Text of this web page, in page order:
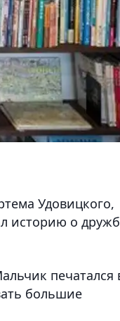
Удовицкого,
историю о
печатался
большие